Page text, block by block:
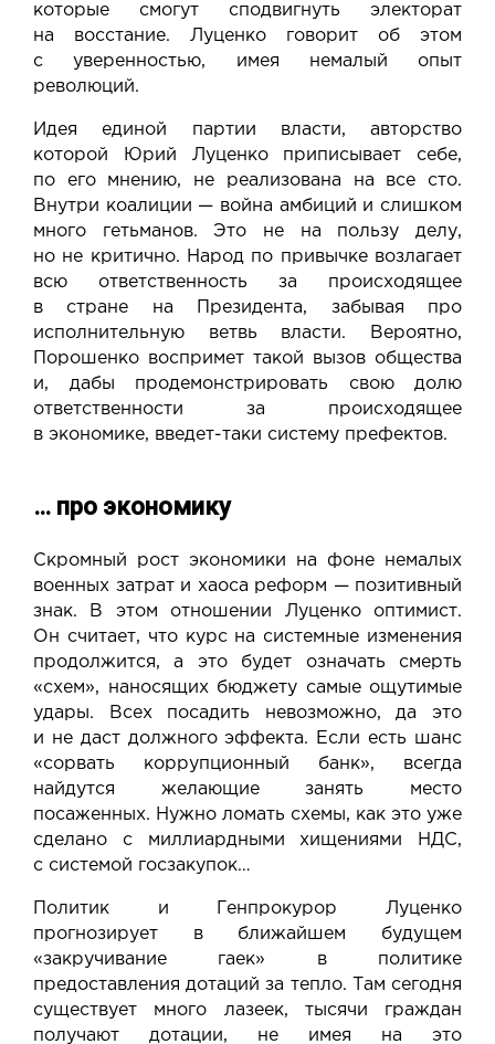
которые смогут сподвигнуть электорат
на восстание. Луценко говорит об этом
с уверенностью, имея немалый опыт
революций.
Идея единой партии власти, авторство
которой Юрий Луценко приписывает себе,
по его мнению, не реализована на все сто.
Внутри коалиции — война амбиций и слишком
много гетьманов. Это не на пользу делу,
но не критично. Народ по привычке возлагает
всю ответственность за происходящее
в стране на Президента, забывая про
исполнительную ветвь власти. Вероятно,
Порошенко воспримет такой вызов общества
и, дабы продемонстрировать свою долю
ответственности за происходящее
в экономике, введет-таки систему префектов.
… про экономику
Скромный рост экономики на фоне немалых
военных затрат и хаоса реформ — позитивный
знак. В этом отношении Луценко оптимист.
Он считает, что курс на системные изменения
продолжится, а это будет означать смерть
«схем», наносящих бюджету самые ощутимые
удары. Всех посадить невозможно, да это
и не даст должного эффекта. Если есть шанс
«сорвать коррупционный банк», всегда
найдутся желающие занять место
посаженных. Нужно ломать схемы, как это уже
сделано с миллиардными хищениями НДС,
с системой госзакупок…
Политик и Генпрокурор Луценко
прогнозирует в ближайшем будущем
«закручивание гаек» в политике
предоставления дотаций за тепло. Там сегодня
существует много лазеек, тысячи граждан
получают дотации, не имея на это